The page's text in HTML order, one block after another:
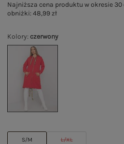
Kolory: czerwony
S/M L/XL
Najniższa cena produktu w okresie
obniżki:48,99 zł